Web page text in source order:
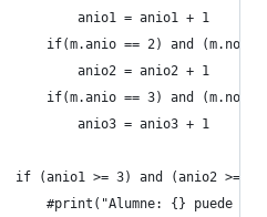
anio1 = anio1 + 1
if(m.anio == 2) and (m.nota
anio2 = anio2 + 1
if(m.anio == 3) and (m.nota
anio3 = anio3 + 1
if (anio1 >= 3) and (anio2 >=
#print("Alumne: {} puede